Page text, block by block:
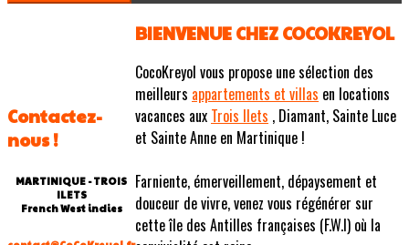
Contactez-
nous !
MARTINIQUE - TROIS
ILETS
French West indies
BIENVENUE CHEZ COCOKREYOL
CocoKreyol vous propose une sélection des
meilleurs appartements et villas en locations
vacances aux Trois Ilets , Diamant, Sainte Luce
et Sainte Anne en Martinique !
Farniente, émerveillement, dépaysement et
douceur de vivre, venez vous régénérer sur
cette île des Antilles françaises (F.W.I) où la